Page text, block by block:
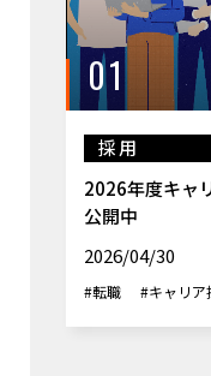
01
採用
2026年度キャ
公開中
2026/04/30
#転職 #キャリア